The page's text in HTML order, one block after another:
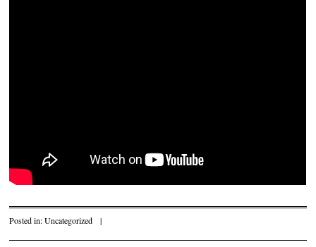
Posted in:Uncategorized |